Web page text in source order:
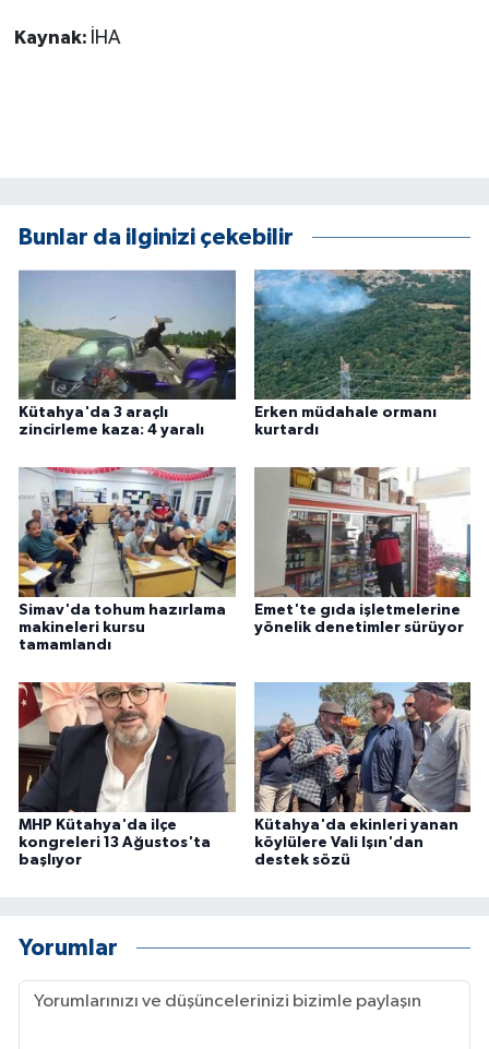
Kaynak: İHA
Bunlar da ilginizi çekebilir
Kütahya'da 3 araçlı
zincirleme kaza: 4 yaralı
Erken müdahale ormanı
kurtardı
Simav'da tohum hazırlama
makineleri kursu
tamamlandı
Emet'te gıda işletmelerine
yönelik denetimler sürüyor
MHP Kütahya'da ilçe
kongreleri 13 Ağustos'ta
başlıyor
Kütahya'da ekinleri yanan
köylülere Vali Işın'dan
destek sözü
Yorumlar
Turizm